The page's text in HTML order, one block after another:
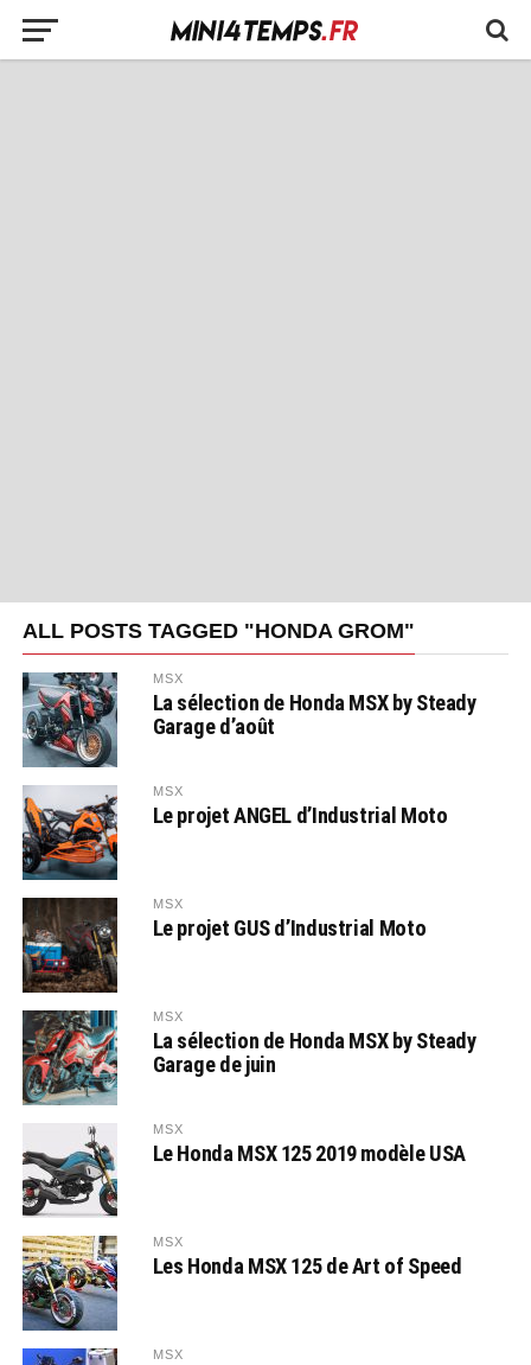
ALL POSTS TAGGED "HONDA GROM"
MSX
La sélection de Honda MSX by Steady
Garage d’août
MSX
Le projet ANGEL d’Industrial Moto
MSX
Le projet GUS d’Industrial Moto
MSX
La sélection de Honda MSX by Steady
Garage de juin
MSX
Le Honda MSX 125 2019 modèle USA
MSX
Les Honda MSX 125 de Art of Speed
MSX